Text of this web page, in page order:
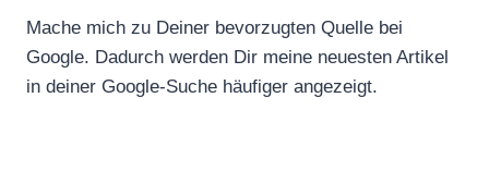
Mache mich zu Deiner bevorzugten Quelle bei
Google. Dadurch werden Dir meine neuesten Artikel
in deiner Google-Suche häufiger angezeigt.